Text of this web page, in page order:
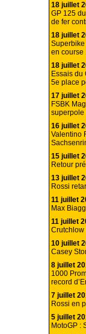
18 juillet
GP 125
de fer
18 juillet
Superbike
en course
18 juillet
Essais du
5e place
17 juillet
FSBK
superpole
16 juillet
Valentino
15 juillet
Retour
13 juillet
Rossi
11 juillet
Max
11 juillet
Crutchlow
10 juillet
Casey
8 juillet
1000
record
7 juillet
Rossi en
5 juillet
MotoGP :